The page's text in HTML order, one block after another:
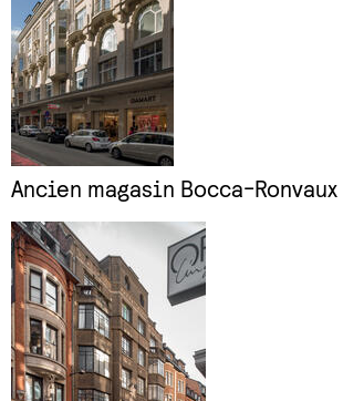
Ancien magasin Bocca-Ronvaux